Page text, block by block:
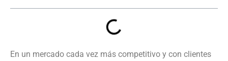
En un mercado cada vez más competitivo y con clientes